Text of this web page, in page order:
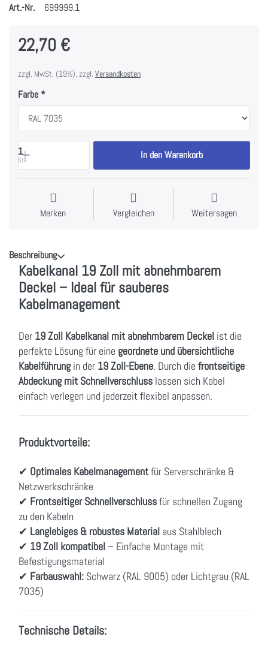
Art.-Nr.
699999.1
22,70 €
zzgl. MwSt. (19%), zzgl. Versandkosten
Farbe
1
Stk In den Warenkorb
Merken Vergleichen Weitersagen
Beschreibung
Kabelkanal 19 Zoll mit abnehmbarem
Deckel – Ideal für sauberes
Kabelmanagement
Der 19 Zoll Kabelkanal mit abnehmbarem Deckel ist die
perfekte Lösung für eine geordnete und übersichtliche
Kabelführung in der 19 Zoll-Ebene. Durch die frontseitige
Abdeckung mit Schnellverschluss lassen sich Kabel
einfach verlegen und jederzeit flexibel anpassen.
Produktvorteile:
✔ Optimales Kabelmanagementfür Serverschränke &
Netzwerkschränke
✔ Frontseitiger Schnellverschlussfür schnellen Zugang
zu den Kabeln
✔ Langlebiges & robustes Material aus Stahlblech
✔ 19 Zoll kompatibel – Einfache Montage mit
Befestigungsmaterial
✔ Farbauswahl: Schwarz (RAL 9005) oder Lichtgrau (RAL
7035)
Technische Details: